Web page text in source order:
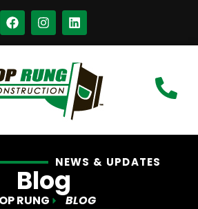
NEWS & UPDATES
Blog
RUNG BLOG